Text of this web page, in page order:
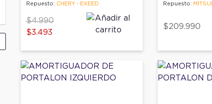
Repuesto: CHERY - EXEED
Price reduced from
$4.990to
$3.493
Repuesto:
$209.990